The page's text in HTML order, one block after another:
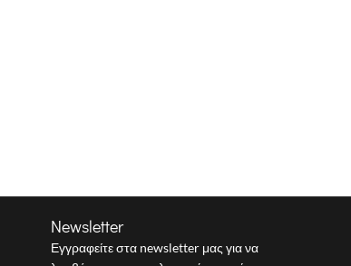
Newsletter
Εγγραφείτε στα newsletter μας για να